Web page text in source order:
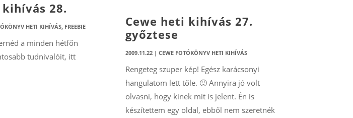
28.
HETI KIHÍVÁS, FREEBIE
a minden hétfőn
tudnivalóit, itt
Cewe heti kihívás 27.
győztese
2009.11.22| CEWE FOTÓKÖNYV HETI KIHÍVÁS
Rengeteg szuper kép! Egész karácsonyi
hangulatom lett tőle. 🙂 Annyira jó volt
olvasni, hogy kinek mit is jelent. Én is
készítettem egy oldal, ebből nem szeretnék